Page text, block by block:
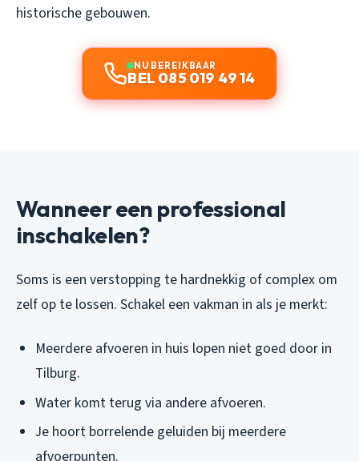
historische gebouwen.
NU BEREIKBAAR
BEL 085 019 49 14
Wanneer een professional
inschakelen?
Soms is een verstopping te hardnekkig of complex om
zelf op te lossen. Schakel een vakman in als je merkt:
Meerdere afvoeren in huis lopen niet goed door in
Tilburg.
Water komt terug via andere afvoeren.
Je hoort borrelende geluiden bij meerdere
afvoerpunten.